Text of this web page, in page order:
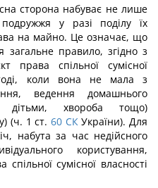
сторона набуває не лише
у разі поділу їх
на майно. Це означає, що
загальне правило, згідно з
права спільної сумісної
коли вона не мала з
ведення домашнього
дітьми, хвороба тощо)
(ч. 1 ст. 60 СКУкраїни). Для
набута за час недійсного
користування,
сумісної власності